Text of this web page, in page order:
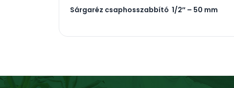
Sárgaréz csaphosszabbító 1/2″ – 50 mm